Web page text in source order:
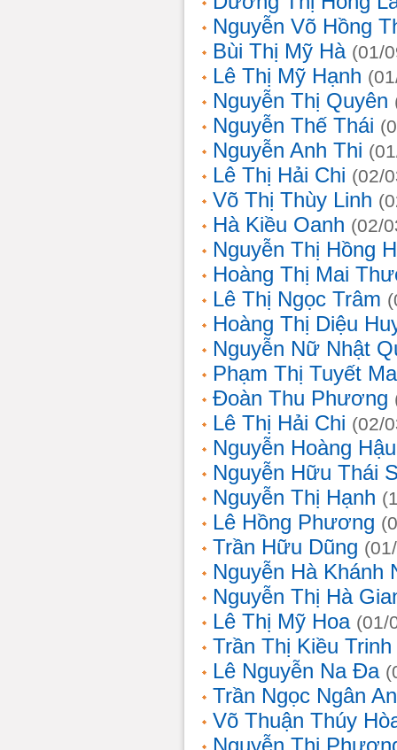
Nguyễn Võ Hồng
Bùi Thị Mỹ Hà (01/
Lê Thị Mỹ Hạnh
Nguyễn Thị Quyên
Nguyễn Thế Thái
Nguyễn Anh Thi
Lê Thị Hải Chi (02/
Võ Thị Thùy Linh
Hà Kiều Oanh (02/
Nguyễn Thị Hồng
Hoàng Thị Mai
Lê Thị Ngọc Trâm
Hoàng Thị Diệu
Nguyễn Nữ Nhật
Phạm Thị Tuyết
Đoàn Thu Phương
Lê Thị Hải Chi (02/
Nguyễn Hoàng Hậu
Nguyễn Hữu Thái
Nguyễn Thị Hạnh
Lê Hồng Phương
Trần Hữu Dũng
Nguyễn Hà Khánh
Nguyễn Thị Hà
Lê Thị Mỹ Hoa (01/
Trần Thị Kiều Trinh
Lê Nguyễn Na Đa
Trần Ngọc Ngân
Võ Thuận Thúy
Nguyễn Thị